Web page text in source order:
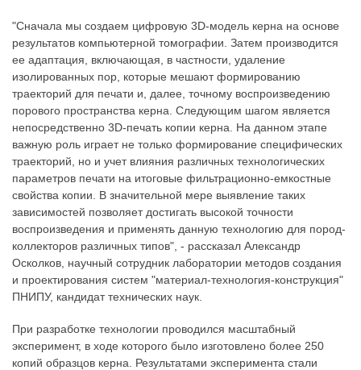
"Сначала мы создаем цифровую 3D-модель керна на основе
результатов компьютерной томографии. Затем производится
ее адаптация, включающая, в частности, удаление
изолированных пор, которые мешают формированию
траекторий для печати и, далее, точному воспроизведению
порового пространства керна. Следующим шагом является
непосредственно 3D-печать копии керна. На данном этапе
важную роль играет не только формирование специфических
траекторий, но и учет влияния различных технологических
параметров печати на итоговые фильтрационно-емкостные
свойства копии. В значительной мере выявление таких
зависимостей позволяет достигать высокой точности
воспроизведения и применять данную технологию для пород-
коллекторов различных типов", - рассказал Александр
Осколков, научный сотрудник лаборатории методов создания
и проектирования систем "материал-технология-конструкция"
ПНИПУ, кандидат технических наук.
При разработке технологии проводился масштабный
эксперимент, в ходе которого было изготовлено более 250
копий образцов керна. Результатами эксперимента стали